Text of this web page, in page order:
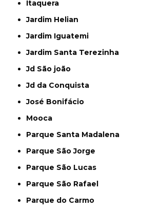
Itaquera
Jardim Helian
Jardim Iguatemi
Jardim Santa Terezinha
Jd São joão
Jd da Conquista
José Bonifácio
Mooca
Parque Santa Madalena
Parque São Jorge
Parque São Lucas
Parque São Rafael
Parque do Carmo